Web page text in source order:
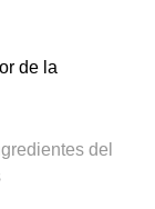
de la
del